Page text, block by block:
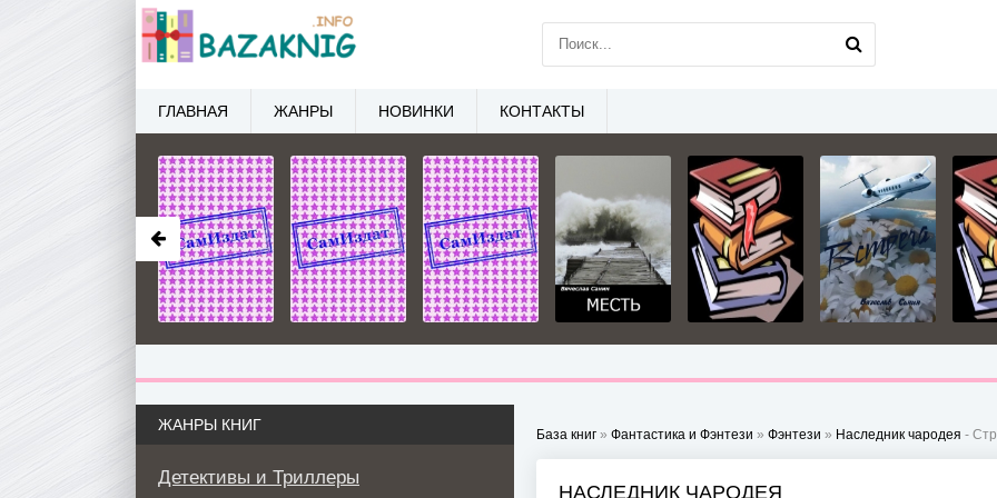
База книг » Фантастика и Фэнтези » Фэнтези » Наследник чародея -
НАСЛЕДНИК ЧАРОДЕЯ
ЖАНРЫ КНИГ
Детективы и Триллеры
ГЛАВНАЯ ЖАНРЫ НОВИНКИ КОНТАКТЫ